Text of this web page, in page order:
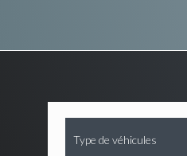
Type de véhicules